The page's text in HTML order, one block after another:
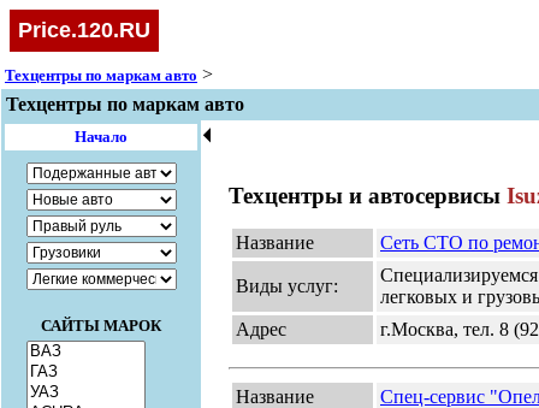
Price.120.RU
Техцентры по маркам авто >
Техцентры по маркам авто
Начало
САЙТЫ МАРОК
🞀
Техцентры и автосервисы
Название Сеть СТО по
Виды услуг:
легковых и
Адрес
г.Москва, тел. 8
Название Спец-сервис